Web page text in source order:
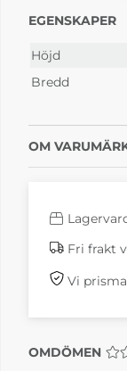
EGENSKAPER
Höjd
Bredd
OM
Fri frakt
Vi
OMDÖMEN